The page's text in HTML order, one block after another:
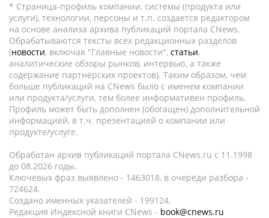
* Страница-профиль компании, системы (продукта или
услуги), технологии, персоны и т.п. создается редактором
на основе анализа архива публикаций портала CNews.
Обрабатываются тексты всех редакционных разделов
(новости, включая "Главные новости", статьи,
аналитические обзоры рынков, интервью, а также
содержание партнёрских проектов). Таким образом, чем
больше публикаций на CNews было с именем компании
или продукта/услуги, тем более информативен профиль.
Профиль может быть дополнен (обогащен) дополнительной
информацией, в т.ч. презентацией о компании или
продукте/услуге.
Обработан архив публикаций портала CNews.ru c 11.1998
до 08.2026 годы.
Ключевых фраз выявлено - 1463018, в очереди разбора -
724624.
Создано именных указателей - 199124.
Редакция Индексной книги CNews - book@cnews.ru